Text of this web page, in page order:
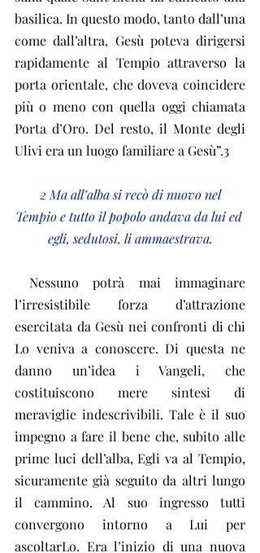
basilica. In questo modo, tanto dall’una
come dall’altra, Gesù poteva dirigersi
rapidamente al Tempio attraverso la
porta orientale, che doveva coincidere
più o meno con quella oggi chiamata
Porta d’Oro. Del resto, il Monte degli
Ulivi era un luogo familiare a Gesù”.3
2 Ma all’alba si recò di nuovo nel
Tempio e tutto il popolo andava da lui ed
egli, sedutosi, li ammaestrava.
l’irresistibile forza d’attrazione
esercitata da Gesù nei confronti di chi
Lo veniva a conoscere. Di questa ne
danno un’idea i Vangeli, che
costituiscono mere sintesi di
meraviglie indescrivibili. Tale è il suo
impegno a fare il bene che, subito alle
prime luci dell’alba, Egli va al Tempio,
sicuramente già seguito da altri lungo
il cammino. Al suo ingresso tutti
convergono intorno a Lui per
ascoltarLo. Era l’inizio di una nuova